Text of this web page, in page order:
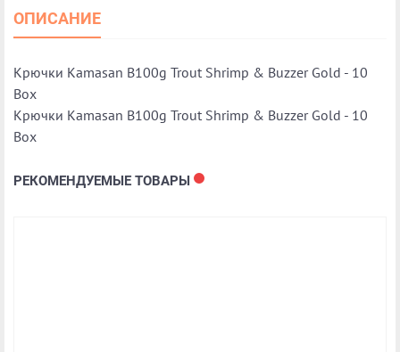
ОПИСАНИЕ
Крючки Kamasan B100g Trout Shrimp & Buzzer Gold - 10
Box
Крючки Kamasan B100g Trout Shrimp & Buzzer Gold - 10
Box
РЕКОМЕНДУЕМЫЕ ТОВАРЫ